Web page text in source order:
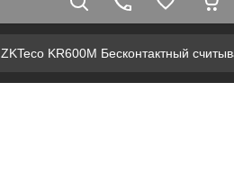
ZKTeco KR600M Бесконтактный